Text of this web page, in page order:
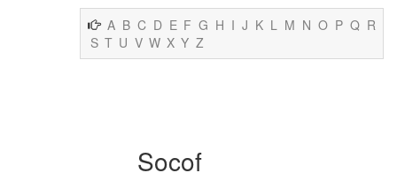
A B C D E F G H I J K L M N O P Q R
S T U V W X Y Z
Socof